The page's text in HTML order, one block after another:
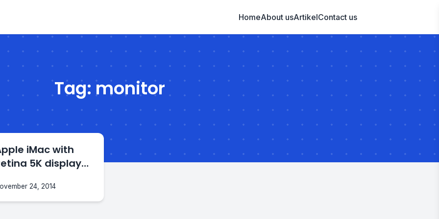
HomeAbout usArtikelContact us
Tag: monitor
iMac with
5K display
24, 2014